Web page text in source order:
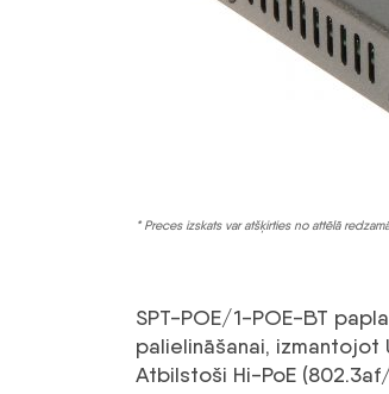
* Preces izskats var atšķirties no attēlā
SPT-POE/1-POE-BT
palielināšanai, izmantojot
Atbilstoši Hi-PoE